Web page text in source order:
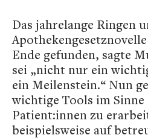
Das jahrelange Ringen
Ende gefunden, sagte
sei „nicht nur ein
ein Meilenstein.“ Nun
wichtige Tools im
Patient:innen zu
beispielsweise auf